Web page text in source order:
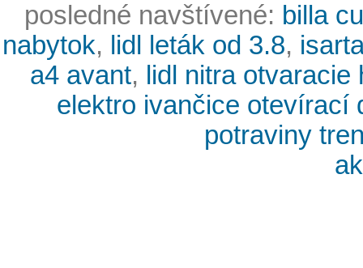
posledné navštívené: billa
nabytok, lidl leták od 3.8,
a4 avant, lidl nitra
elektro ivančice otevírací
potraviny